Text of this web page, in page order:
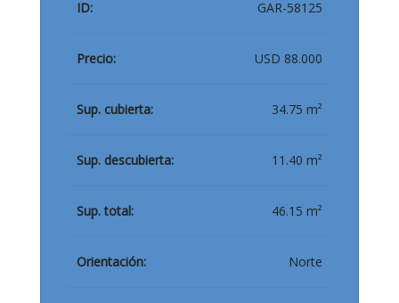
ID: GAR-58125
Precio: USD 88.000
Sup. cubierta: 34.75 m²
Sup. descubierta: 11.40 m²
Sup. total: 46.15 m²
Orientación: Norte